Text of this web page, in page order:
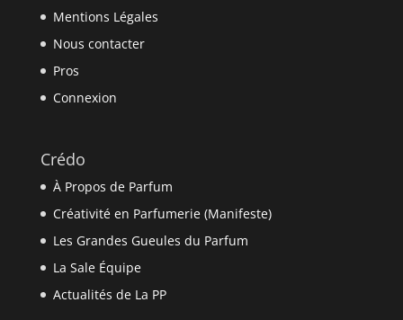
Mentions Légales
Nous contacter
Pros
Connexion
Crédo
À Propos de Parfum
Créativité en Parfumerie (Manifeste)
Les Grandes Gueules du Parfum
La Sale Équipe
Actualités de La PP